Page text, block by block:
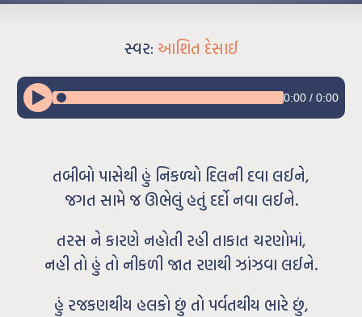
સ્વર: આશિત દેસાઈ
0:00/ 0:00
તબીબો પાસેથી હું નિકળ્યો દિલની દવા લઈને,
જગત સામે જ ઊભેલું હતું દર્દો નવા લઈને.
તરસ ને કારણે નહોતી રહી તાકાત ચરણોમાં,
નહી તો હું તો નીકળી જાત રણથી ઝાંઝવા લઈને.
હું રજકણથીય હલકો છું તો પર્વતથીય ભારે છું,